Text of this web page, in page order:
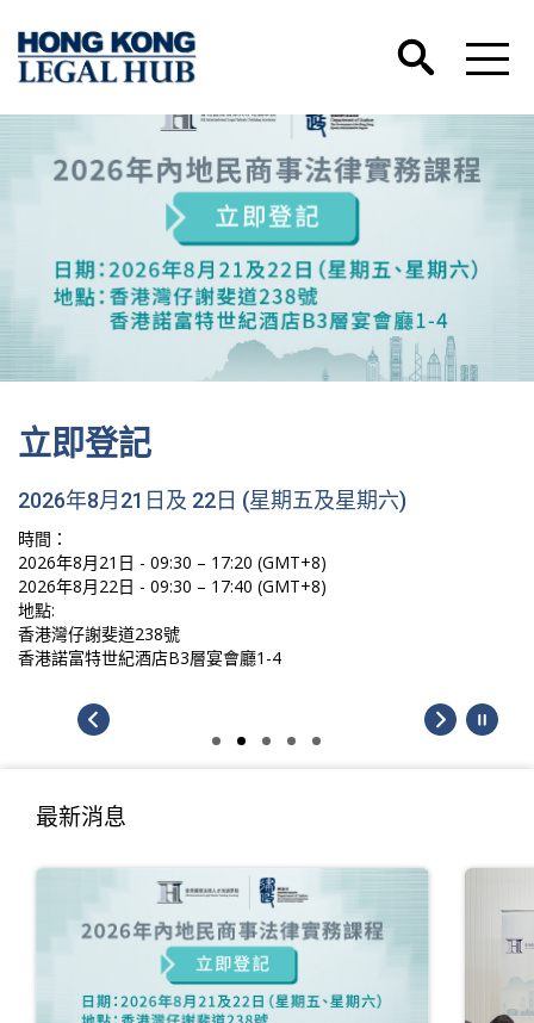
立即登記
2026年8月21日及 22日 (星期五及星期六)
時間：
2026年8月21日 - 09:30 – 17:20 (GMT+8)
2026年8月22日 - 09:30 – 17:40 (GMT+8)
地點:
香港灣仔謝斐道238號
香港諾富特世紀酒店B3層宴會廳1-4
最新消息